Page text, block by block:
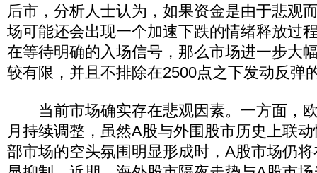
后市，分析人士认为，如果资金是由于悲观
场可能还会出现一个加速下跌的情绪释放过
在等待明确的入场信号，那么市场进一步大
较有限，并且不排除在2500点之下发动反弹
当前市场确实存在悲观因素。一方面，
月持续调整，虽然A股与外围股市历史上联
部市场的空头氛围明显形成时，A股市场仍